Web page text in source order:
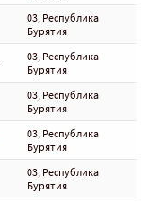
03, Республика
Бурятия
03, Республика
Бурятия
03, Республика
Бурятия
03, Республика
Бурятия
03, Республика
Бурятия